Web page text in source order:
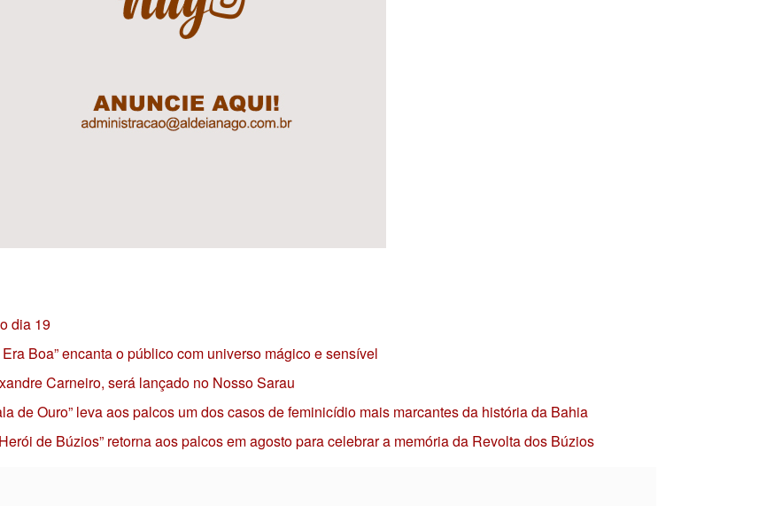
dia 19
Boa” encanta o público com universo mágico e sensível
Carneiro, será lançado no Nosso Sarau
de Ouro” leva aos palcos um dos casos de feminicídio mais marcantes da história da Bahia
de Búzios” retorna aos palcos em agosto para celebrar a memória da Revolta dos Búzios